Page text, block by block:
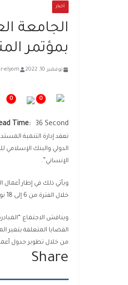
أخبار
الجامعة
بمؤتمر
نوفمبر 10, 2022 elyom
0
0
Time: 36 Second
تعقد إدارة التنمية
الإنساني”.
خلال الفترة من 6 إلى 18 نوفمبر 2022.
ويناقش الاجتماع
القضايا المتعلقة بتغير
من خلال تطوير جدول
Share